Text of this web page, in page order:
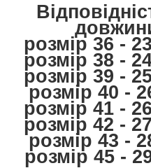
розмір 36 -
розмір 38 -
розмір 39 -
розмір 40 -
розмір 41 -
розмір 42 -
розмір 43 -
розмір 45 -